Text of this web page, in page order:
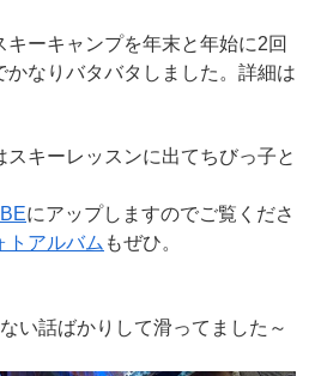
ーキャンプを年末と年始に2回
かなりバタバタしました。詳細は
キーレッスンに出てちびっ子と
にアップしますのでご覧くださ
トアルバム もぜひ。
い話ばかりして滑ってました～